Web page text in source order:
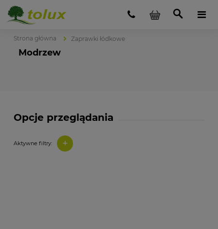
Strona główna Zaprawki łódkowe
Modrzew
Opcje przeglądania
Aktywne filtry: +